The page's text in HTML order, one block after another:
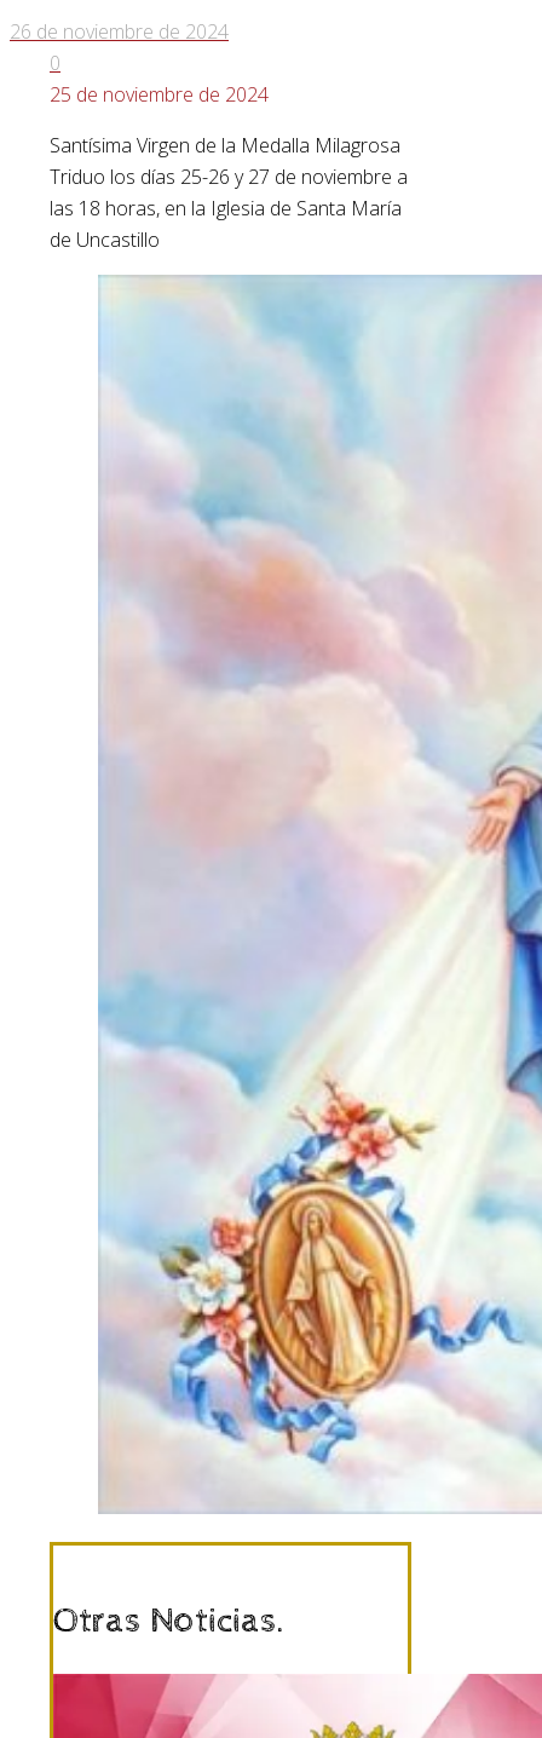
26 de noviembre de 2024
0
25 de noviembre de 2024
Santísima Virgen de la Medalla Milagrosa
Triduo los días 25-26 y 27 de noviembre a
las 18 horas, en la Iglesia de Santa María
de Uncastillo
Otras Noticias.